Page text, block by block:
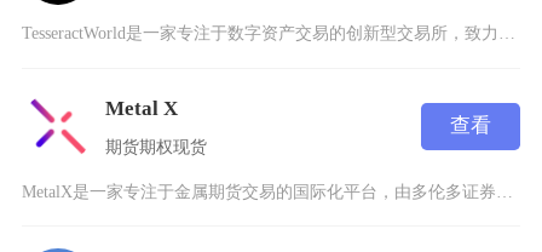
TesseractWorld是一家专注于数字资产交易的创新型交易所，致力于通过区块链技术为
Metal X
期货期权现货
查看